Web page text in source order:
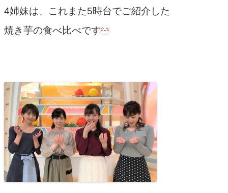
4姉妹は、これまた5時台でご紹介した
焼き芋の食べ比べです